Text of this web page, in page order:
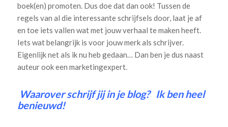
boek(en) promoten. Dus doe dat dan ook! Tussen de
regels van al die interessante schrijfsels door, laat je af
en toe iets vallen wat met jouw verhaal te maken heeft.
Iets wat belangrijk is voor jouw merk als schrijver.
Eigenlijk net als ik nu heb gedaan… Dan ben je dus naast
auteur ook een marketingexpert.
Waarover schrijf jij in je blog? Ik ben heel
benieuwd!